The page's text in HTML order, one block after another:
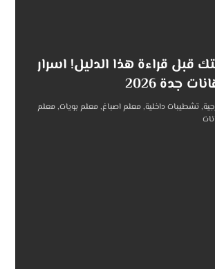
قبل قراءة هذا الدليل! اسرار
جدة 2026
,تشطيبات داخلية,معلم اصباغ,معلم بويات,معلم